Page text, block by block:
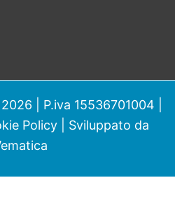
| P.iva 15536701004 |
Policy| Sviluppato da